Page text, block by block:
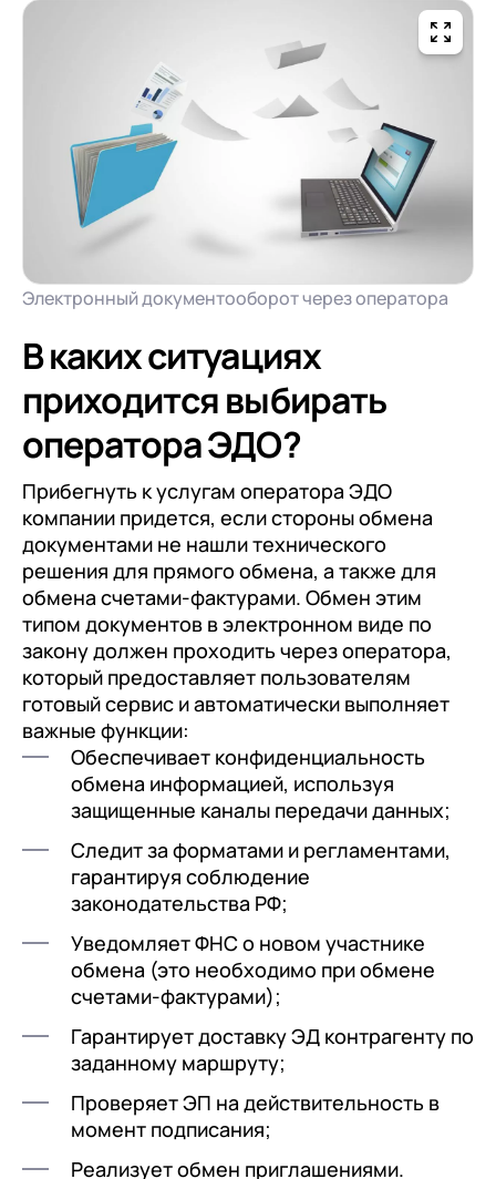
Электронный документооборот через оператора
В каких ситуациях
приходится выбирать
оператора ЭДО?
Прибегнуть к услугам оператора ЭДО
компании придется, если стороны обмена
документами не нашли технического
решения для прямого обмена, а также для
обмена счетами-фактурами. Обмен этим
типом документов в электронном виде по
закону должен проходить через оператора,
который предоставляет пользователям
готовый сервис и автоматически выполняет
важные функции:
Обеспечивает конфиденциальность
обмена информацией, используя
защищенные каналы передачи данных;
Следит за форматами и регламентами,
гарантируя соблюдение
законодательства РФ;
Уведомляет ФНС о новом участнике
обмена (это необходимо при обмене
счетами-фактурами);
Гарантирует доставку ЭД контрагенту по
заданному маршруту;
Проверяет ЭП на действительность в
момент подписания;
Реализует обмен приглашениями.